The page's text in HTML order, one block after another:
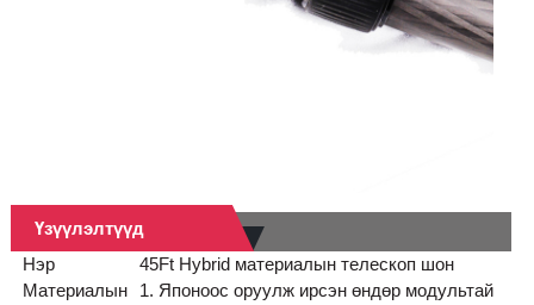
Үзүүлэлтүүд
Нэр
45Ft Hybrid материалын телескоп шон
Материалын
1. Японоос оруулж ирсэн өндөр модультай